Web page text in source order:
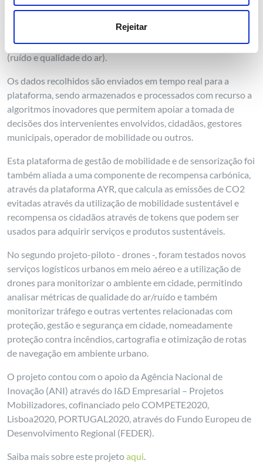
Rejeitar
primeiro - ecossistema de partilha de bicicletas elétricas -, os
veículos foram acoplados com sensores capazes de medir
tanto a fluidez do tráfego como a qualidade atmosférica
(ruído e qualidade do ar).
Os dados recolhidos são enviados em tempo real para a
plataforma, sendo armazenados e processados com recurso a
algoritmos inovadores que permitem apoiar a tomada de
decisões dos intervenientes envolvidos, cidadãos, gestores
municipais, operador de mobilidade ou outros.
Esta plataforma de gestão de mobilidade e de sensorização foi
também aliada a uma componente de recompensa carbónica,
através da plataforma AYR, que calcula as emissões de CO2
evitadas através da utilização de mobilidade sustentável e
recompensa os cidadãos através de tokens que podem ser
usados para adquirir serviços e produtos sustentáveis.
No segundo projeto-piloto - drones -, foram testados novos
serviços logísticos urbanos em meio aéreo e a utilização de
drones para monitorizar o ambiente em cidade, permitindo
analisar métricas de qualidade do ar/ruído e também
monitorizar tráfego e outras vertentes relacionadas com
proteção, gestão e segurança em cidade, nomeadamente
proteção contra incêndios, cartografia e otimização de rotas
de navegação em ambiente urbano.
O projeto contou com o apoio da Agência Nacional de
Inovação (ANI) através do I&D Empresarial – Projetos
Mobilizadores, cofinanciado pelo COMPETE2020,
Lisboa2020, PORTUGAL2020, através do Fundo Europeu de
Desenvolvimento Regional (FEDER).
Saiba mais sobre este projetoaqui